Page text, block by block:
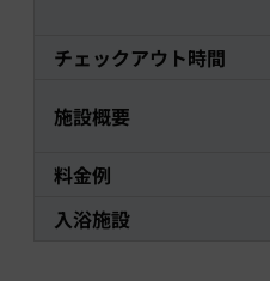
チェックアウト時間
施設概要
料金例
入浴施設